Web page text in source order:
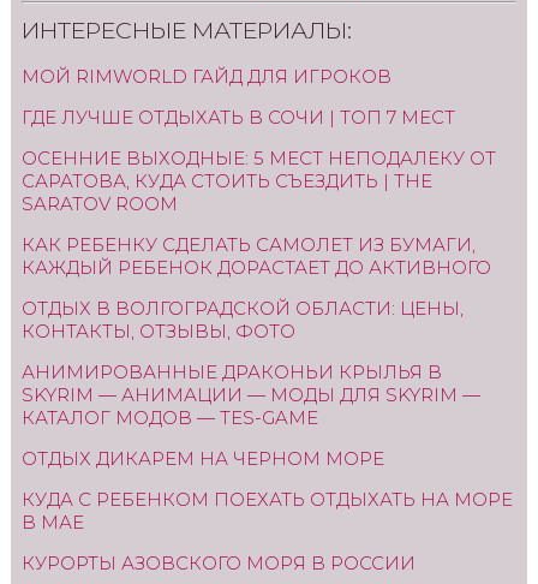
ИНТЕРЕСНЫЕ МАТЕРИАЛЫ:
МОЙ RIMWORLD ГАЙД ДЛЯ ИГРОКОВ
ГДЕ ЛУЧШЕ ОТДЫХАТЬ В СОЧИ | ТОП 7 МЕСТ
ОСЕННИЕ ВЫХОДНЫЕ: 5 МЕСТ НЕПОДАЛЕКУ ОТ
САРАТОВА, КУДА СТОИТЬ СЪЕЗДИТЬ | THE
SARATOV ROOM
КАК РЕБЕНКУ СДЕЛАТЬ САМОЛЕТ ИЗ БУМАГИ,
КАЖДЫЙ РЕБЕНОК ДОРАСТАЕТ ДО АКТИВНОГО
ОТДЫХ В ВОЛГОГРАДСКОЙ ОБЛАСТИ: ЦЕНЫ,
КОНТАКТЫ, ОТЗЫВЫ, ФОТО
АНИМИРОВАННЫЕ ДРАКОНЬИ КРЫЛЬЯ В
SKYRIM — АНИМАЦИИ — МОДЫ ДЛЯ SKYRIM —
КАТАЛОГ МОДОВ — TES-GAME
ОТДЫХ ДИКАРЕМ НА ЧЕРНОМ МОРЕ
КУДА С РЕБЕНКОМ ПОЕХАТЬ ОТДЫХАТЬ НА МОРЕ
В МАЕ
КУРОРТЫ АЗОВСКОГО МОРЯ В РОССИИ